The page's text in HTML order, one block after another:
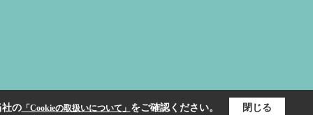
の「Cookieの取扱いについて」 をご確認ください。 閉じる